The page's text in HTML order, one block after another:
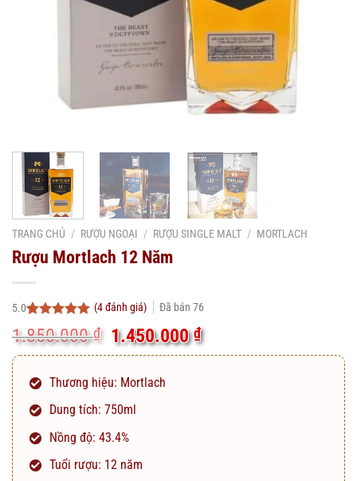
TRANG CHỦ / RƯỢU NGOẠI / RƯỢU SINGLE MALT / MORTLACH
Rượu Mortlach 12 Năm
5.0
5.0trên 5
dựa trên
4
đánh giá
(4đánh giá) Đã bán 76
1.850.000₫
Giá
gốc
là:
1.850.000 ₫.
1.450.000₫Giá
hiện
Thương hiệu: Mortlach
Dung tích: 750ml
Nồng độ: 43.4%
Tuổi rượu: 12 năm